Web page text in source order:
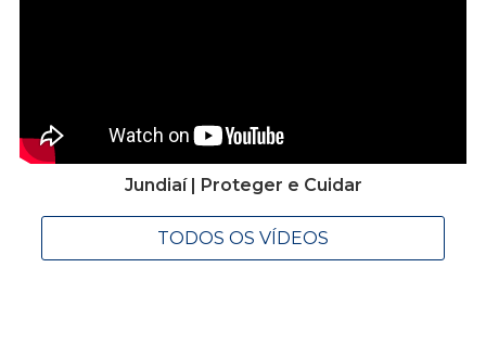
Jundiaí | Proteger e Cuidar
TODOS OS VÍDEOS